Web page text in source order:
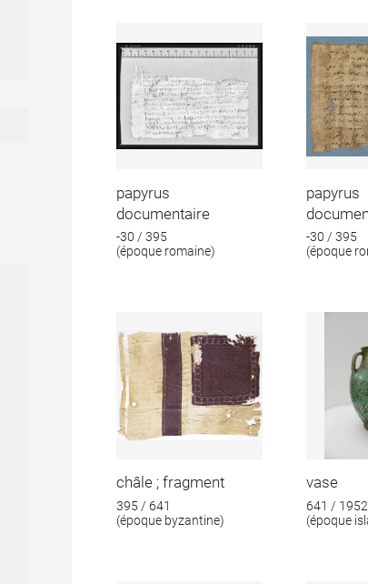
papyrus
documentaire
-30 / 395
(époque romaine)
papyrus
-30 / 395
(époque
châle ; fragment
395 / 641
(époque byzantine)
vase
641 / 1952
(époque